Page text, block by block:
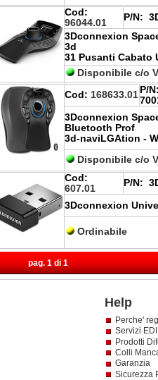
Cod:
96044.01
P/N:
3Dconnexion
3d
31 Pusanti Cabato
Disponibile c/o
Cod: 168633.01 P/
3Dconnexion
Bluetooth Prof
3d-naviLGAtion -
Disponibile c/o
Cod:
607.01
P/N:
3Dconnexion
Ordinabile
pag. 1 di 1
Help
Perche'
Servizi
Prodotti
Colli
Garanzia
Sicurezza